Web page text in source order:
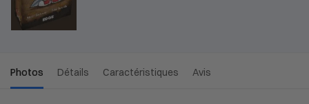
Photos Détails Caractéristiques Avis